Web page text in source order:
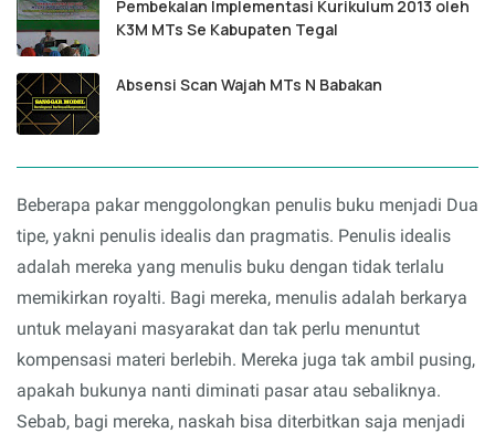
Pembekalan Implementasi Kurikulum 2013 oleh
K3M MTs Se Kabupaten Tegal
Absensi Scan Wajah MTs N Babakan
Beberapa pakar menggolongkan penulis buku menjadi Dua
tipe, yakni penulis idealis dan pragmatis. Penulis idealis
adalah mereka yang menulis buku dengan tidak terlalu
memikirkan royalti. Bagi mereka, menulis adalah berkarya
untuk melayani masyarakat dan tak perlu menuntut
kompensasi materi berlebih. Mereka juga tak ambil pusing,
apakah bukunya nanti diminati pasar atau sebaliknya.
Sebab, bagi mereka, naskah bisa diterbitkan saja menjadi